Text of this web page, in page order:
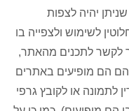
יהיה לצפות
לשימוש ולצפייה בו
לקשר לתכנים מהאתר,
הם מופיעים באתרים
לתמונה או לקובץ גרפי